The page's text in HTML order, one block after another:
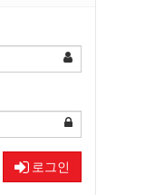
로그인